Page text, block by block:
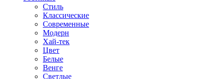
Стиль
Классические
Современные
Модерн
Хай-тек
Цвет
Белые
Венге
Светлые